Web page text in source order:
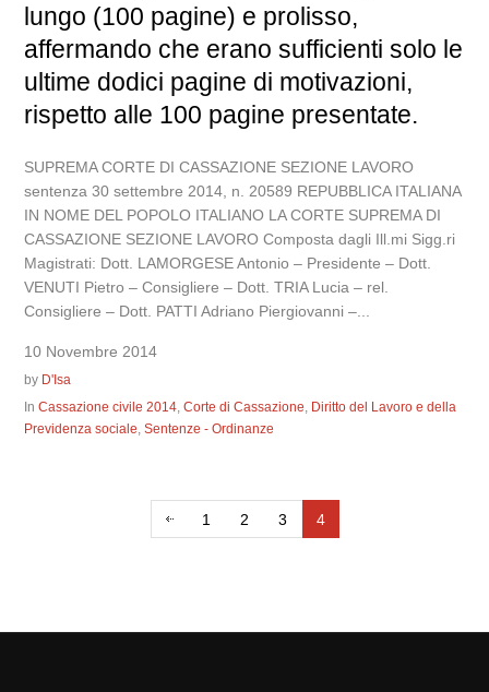
lungo (100 pagine) e prolisso,
affermando che erano sufficienti solo le
ultime dodici pagine di motivazioni,
rispetto alle 100 pagine presentate.
SUPREMA CORTE DI CASSAZIONE SEZIONE LAVORO
sentenza 30 settembre 2014, n. 20589 REPUBBLICA ITALIANA
IN NOME DEL POPOLO ITALIANO LA CORTE SUPREMA DI
CASSAZIONE SEZIONE LAVORO Composta dagli Ill.mi Sigg.ri
Magistrati: Dott. LAMORGESE Antonio – Presidente – Dott.
VENUTI Pietro – Consigliere – Dott. TRIA Lucia – rel.
Consigliere – Dott. PATTI Adriano Piergiovanni –...
10 Novembre 2014
by D'Isa
InCassazione civile 2014,Corte di Cassazione, Diritto del Lavoro e della
Previdenza sociale,Sentenze - Ordinanze
1 2 3 4